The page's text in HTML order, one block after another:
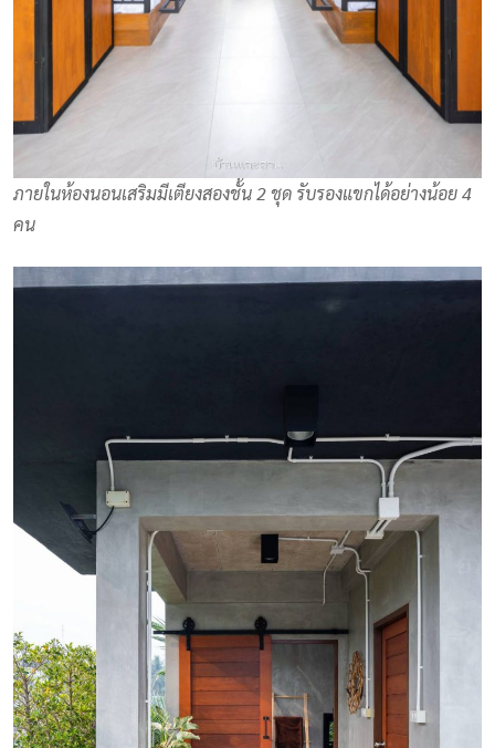
ภายในห้องนอนเสริมมีเตียงสองชั้น 2 ชุด รับรองแขกได้อย่างน้อย 4
คน